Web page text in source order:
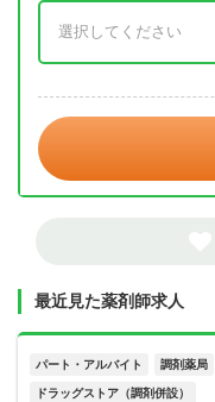
最近見た薬剤師求人
パート・アルバイト 調剤薬局
ドラッグストア（調剤併設）